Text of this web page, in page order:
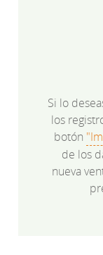
Si lo
los
botón
de los
nueva